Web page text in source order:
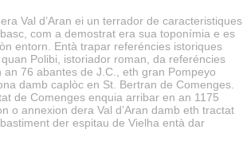
Val d’Aran ei un terrador de caracteristiques
com a demostrat era sua toponímia e es
entorn. Entà trapar referéncies istoriques
Polibi, istoriador roman, da referéncies
76 abantes de J.C., eth gran Pompeyo
damb caplòc en St. Bertran de Comenges.
de Comenges enquia arribar en an 1175
o annexion dera Val d’Aran damb eth tractat
der espitau de Vielha entà dar